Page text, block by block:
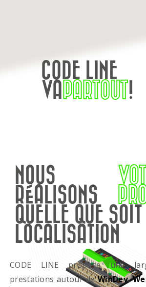
CODE LINE
VAPARTOUT!
NOUS
RÉALISONS
QUELLE QUE
LOCALISATION
CODE LINE propose une
prestations autour deWinDev,